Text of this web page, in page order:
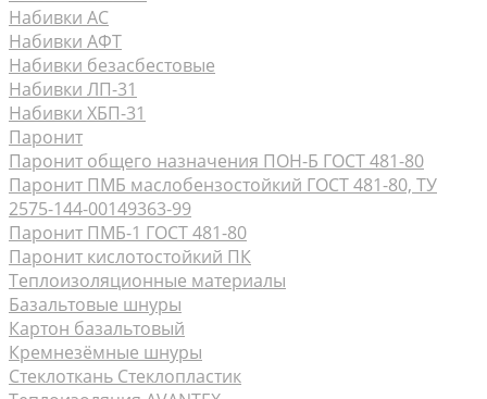
Набивки АС
Набивки АФТ
Набивки безасбестовые
Набивки ЛП-31
Набивки ХБП-31
Паронит
Паронит общего назначения ПОН-Б ГОСТ 481-80
Паронит ПМБ маслобензостойкий ГОСТ 481-80, ТУ
2575-144-00149363-99
Паронит ПМБ-1 ГОСТ 481-80
Паронит кислотостойкий ПК
Теплоизоляционные материалы
Базальтовые шнуры
Картон базальтовый
Кремнезёмные шнуры
Стеклоткань Стеклопластик